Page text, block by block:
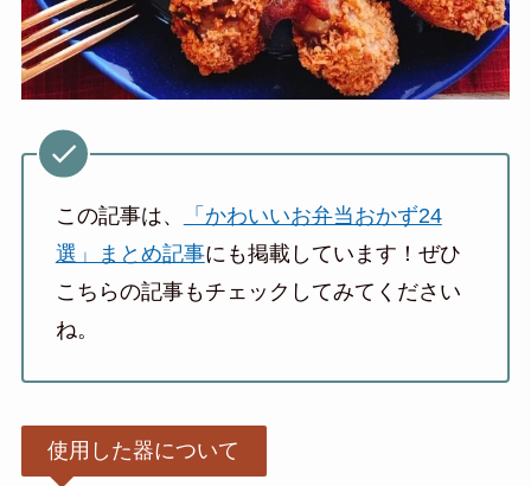
この記事は、
「かわいいお弁当おかず24
選」まとめ記事にも掲載しています！ぜひ
こちらの記事もチェックしてみてください
ね。
使用した器について